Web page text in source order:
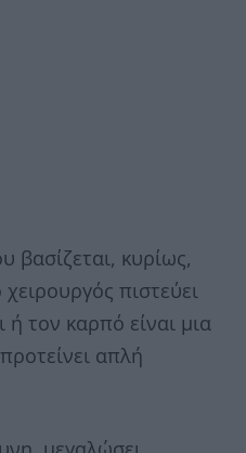
βασίζεται, κυρίως,
πιστεύει
ή τον καρπό είναι μια
απλή